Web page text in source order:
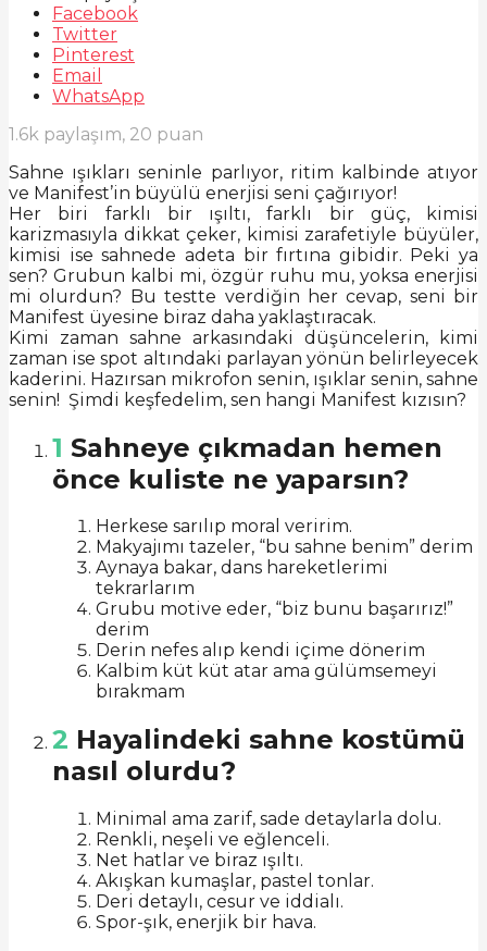
Facebook
Twitter
Pinterest
Email
WhatsApp
1.6k paylaşım, 20 puan
Sahne ışıkları seninle parlıyor, ritim kalbinde atıyor
ve Manifest’in büyülü enerjisi seni çağırıyor!
Her biri farklı bir ışıltı, farklı bir güç, kimisi
karizmasıyla dikkat çeker, kimisi zarafetiyle büyüler,
kimisi ise sahnede adeta bir fırtına gibidir. Peki ya
sen? Grubun kalbi mi, özgür ruhu mu, yoksa enerjisi
mi olurdun? Bu testte verdiğin her cevap, seni bir
Manifest üyesine biraz daha yaklaştıracak.
Kimi zaman sahne arkasındaki düşüncelerin, kimi
zaman ise spot altındaki parlayan yönün belirleyecek
kaderini. Hazırsan mikrofon senin, ışıklar senin, sahne
senin! Şimdi keşfedelim, sen hangi Manifest kızısın?
1 Sahneye çıkmadan hemen
önce kuliste ne yaparsın?
Herkese sarılıp moral veririm.
Makyajımı tazeler, “bu sahne benim” derim
Aynaya bakar, dans hareketlerimi
tekrarlarım
Grubu motive eder, “biz bunu başarırız!”
derim
Derin nefes alıp kendi içime dönerim
Kalbim küt küt atar ama gülümsemeyi
bırakmam
2 Hayalindeki sahne kostümü
nasıl olurdu?
Minimal ama zarif, sade detaylarla dolu.
Renkli, neşeli ve eğlenceli.
Net hatlar ve biraz ışıltı.
Akışkan kumaşlar, pastel tonlar.
Deri detaylı, cesur ve iddialı.
Spor-şık, enerjik bir hava.